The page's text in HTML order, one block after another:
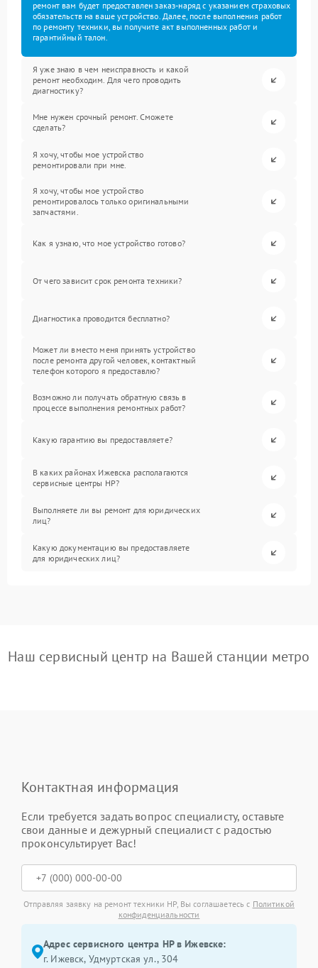
ремонт вам будет предоставлен заказ-наряд с указанием страховых
обязательств на ваше устройство. Далее, после выполнения работ
по ремонту техники, вы получите акт выполненных работ и
гарантийный талон.
Я уже знаю в чем неисправность и какой
ремонт необходим. Для чего проводить
диагностику?
Мне нужен срочный ремонт. Сможете
сделать?
Я хочу, чтобы мое устройство
ремонтировали при мне.
Я хочу, чтобы мое устройство
ремонтировалось только оригинальными
запчастями.
Как я узнаю, что мое устройство готово?
От чего зависит срок ремонта техники?
Диагностика проводится бесплатно?
Может ли вместо меня принять устройство
после ремонта другой человек, контактный
телефон которого я предоставлю?
Возможно ли получать обратную связь в
процессе выполнения ремонтных работ?
Какую гарантию вы предоставляете?
В каких районах Ижевска располагаются
сервисные центры HP?
Выполняете ли вы ремонт для юридических
лиц?
Какую документацию вы предоставляете
для юридических лиц?
Наш сервисный центр на Вашей станции метро
Контактная информация
Если требуется задать вопрос специалисту, оставьте
свои данные и дежурный специалист с радостью
проконсультирует Вас!
Отправляя заявку на ремонт техники HP, Вы соглашаетесь с Политикой
конфиденциальности
Адрес сервисного центра HP в Ижевске:
г. Ижевск, Удмуртская ул., 304